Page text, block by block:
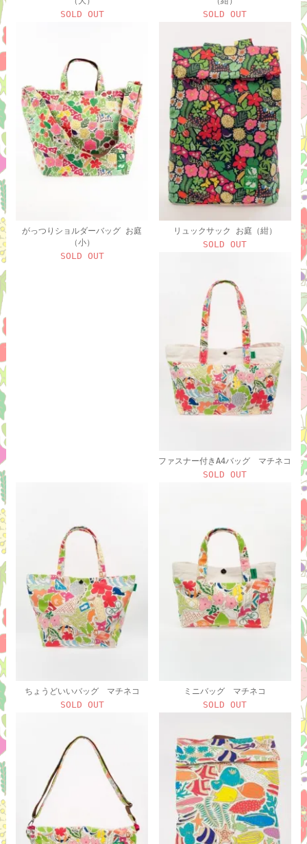
SOLD OUT SOLD OUT
がっつりショルダーバッグ お庭
（小）
SOLD OUT
リュックサック お庭（紺）
SOLD OUT
ファスナー付きA4バッグ マチネコ
SOLD OUT
ちょうどいいバッグ マチネコ
SOLD OUT
ミニバッグ マチネコ
SOLD OUT